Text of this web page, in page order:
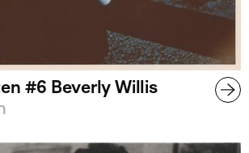
#6 Beverly Willis